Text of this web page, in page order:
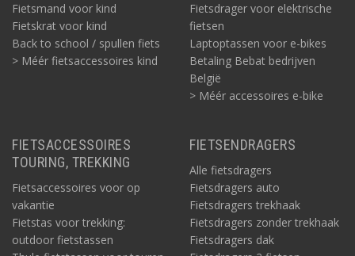
Fietsmand voor kind
Fietskrat voor kind
Back to school / spullen fiets
> Méér fietsaccessoires kind
Fietsdrager voor elektrische
fietsen
Laptoptassen voor e-bikes
Betaling Bebat bedrijven
België
> Méér accessoires e-bike
FIETSACCESSOIRES
TOURING, TREKKING
Fietsaccessoires voor op
vakantie
Fietstas voor trekking:
outdoor fietstassen
FIETSENDRAGERS
Alle fietsdragers
Fietsdragers auto
Fietsdragers trekhaak
Fietsdragers zonder trekhaak
Fietsdragers dak